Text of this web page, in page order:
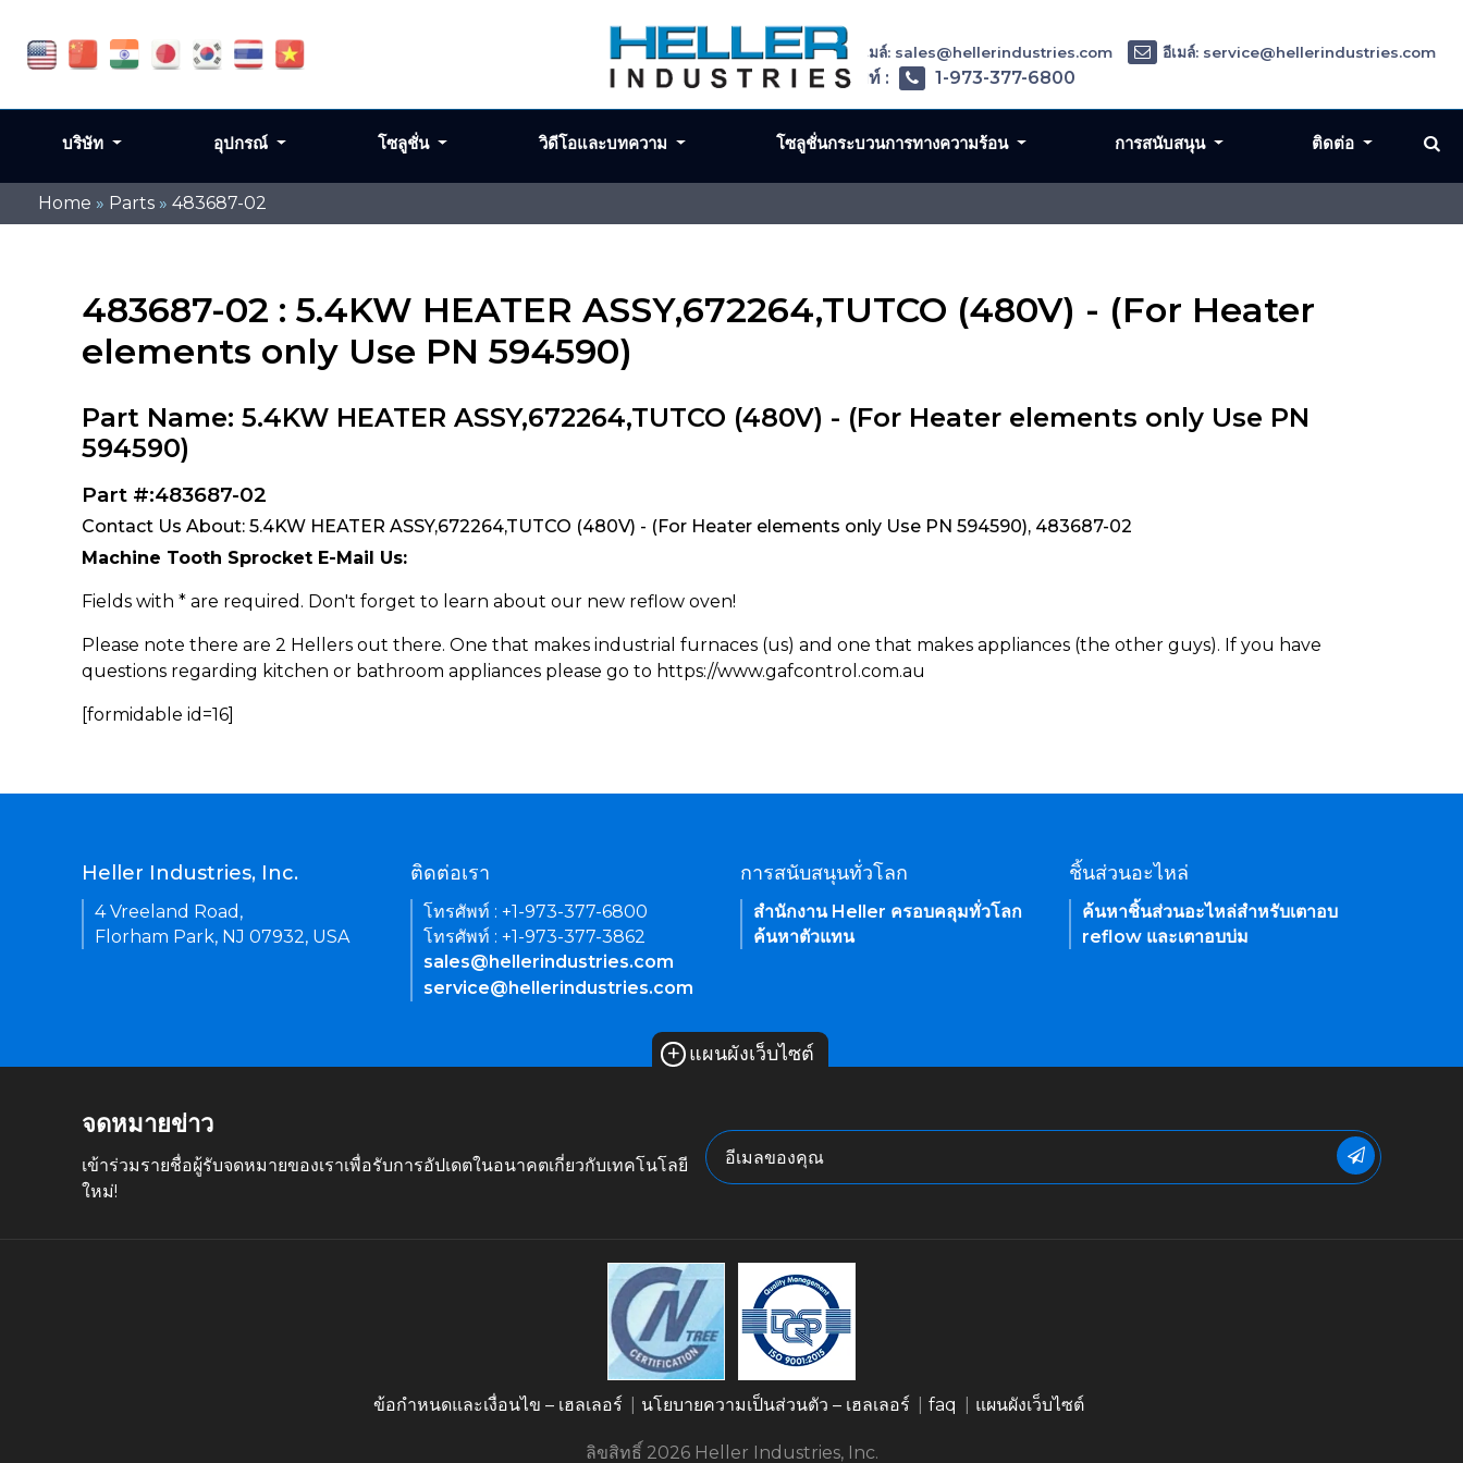
Home » Parts » 483687-02
483687-02 : 5.4KW HEATER ASSY,672264,TUTCO (480V) - (For Heater
elements only Use PN 594590)
Part Name: 5.4KW HEATER ASSY,672264,TUTCO (480V) - (For Heater elements only Use PN
594590)
Part #:483687-02
Contact Us About: 5.4KW HEATER ASSY,672264,TUTCO (480V) - (For Heater elements only Use PN 594590), 483687-02
Machine Tooth Sprocket E-Mail Us:
Fields with * are required. Don't forget to learn about our new reflow oven!
Please note there are 2 Hellers out there. One that makes industrial furnaces (us) and one that makes appliances (the other guys). If you have
questions regarding kitchen or bathroom appliances please go to https://www.gafcontrol.com.au
[formidable id=16]
อีเมล์: sales@hellerindustries.com อีเมล์: service@hellerindustries.com
โทรศัพท์ : 1-973-377-6800
บริษัท อุปกรณ์ โซลูชั่น วิดีโอและบทความ โซลูชั่นกระบวนการทางความร้อน การสนับสนุน ติดต่อ
Heller Industries, Inc.
4 Vreeland Road,
Florham Park, NJ 07932, USA
ติดต่อเรา
โทรศัพท์ : +1-973-377-6800
โทรศัพท์ : +1-973-377-3862
sales@hellerindustries.com
service@hellerindustries.com
การสนับสนุนทั่วโลก
สำนักงาน Heller ครอบคลุมทั่วโลก
ค้นหาตัวแทน
ชิ้นส่วนอะไหล่
ค้นหาชิ้นส่วนอะไหล่สำหรับเตาอบ
reflow และเตาอบบ่ม
+ แผนผังเว็บไซต์
จดหมายข่าว
เข้าร่วมรายชื่อผู้รับจดหมายของเราเพื่อรับการอัปเดตในอนาคตเกี่ยวกับเทคโนโลยี
ใหม่!
ข้อกำหนดและเงื่อนไข – เฮลเลอร์ นโยบายความเป็นส่วนตัว – เฮลเลอร์ faq แผนผังเว็บไซต์
ลิขสิทธิ์ 2026 Heller Industries, Inc.